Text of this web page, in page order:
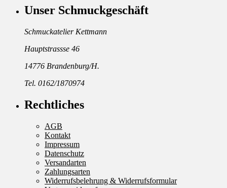
Unser Schmuckgeschäft
Schmuckatelier Kettmann
Hauptstrassse 46
14776 Brandenburg/H.
Tel. 0162/1870974
Rechtliches
AGB
Kontakt
Impressum
Datenschutz
Versandarten
Zahlungsarten
Widerrufsbelehrung & Widerrufsformular